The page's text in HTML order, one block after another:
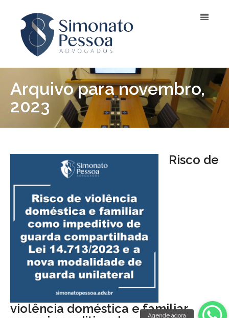
Arquivo para novembro,
2023
Risco de
violência doméstica e familiar